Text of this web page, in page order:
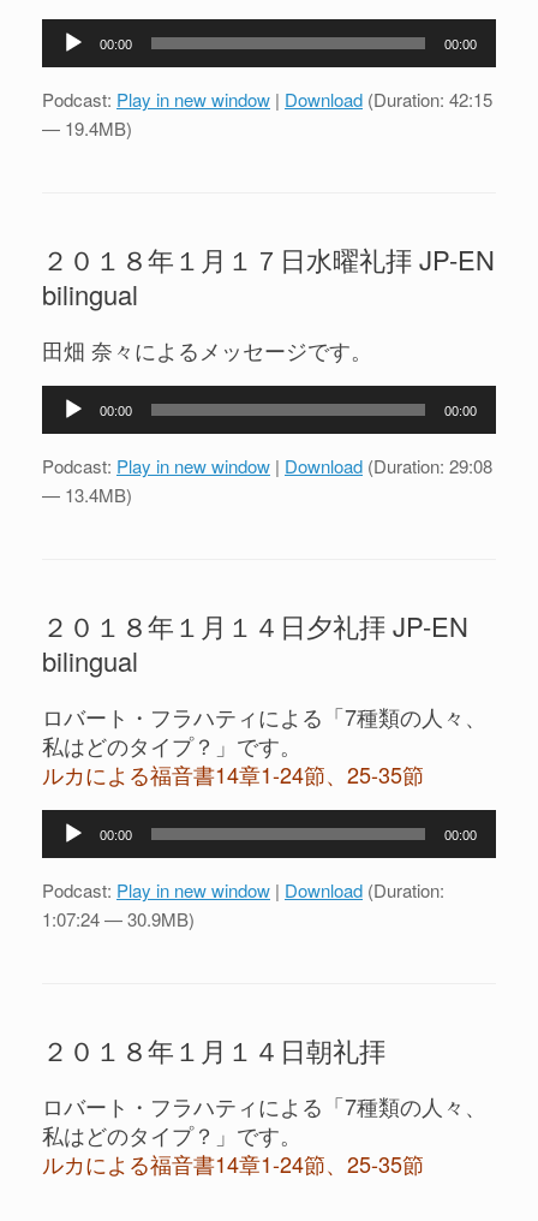
プ
00:00 00:00
Podcast: Play in new window | Download (Duration: 42:15
— 19.4MB)
２０１８年１月１７日水曜礼拝 JP-EN
bilingual
田畑 奈々によるメッセージです。
プ
00:00 00:00
Podcast: Play in new window | Download (Duration: 29:08
— 13.4MB)
２０１８年１月１４日夕礼拝 JP-EN
bilingual
ロバート・フラハティによる「7種類の人々、
私はどのタイプ？」です。
ルカによる福音書14章1-24節、25-35節
プ
レ
00:00 00:00
Podcast: Play in new window | Download (Duration:
1:07:24 — 30.9MB)
２０１８年１月１４日朝礼拝
ロバート・フラハティによる「7種類の人々、
私はどのタイプ？」です。
ルカによる福音書14章1-24節、25-35節